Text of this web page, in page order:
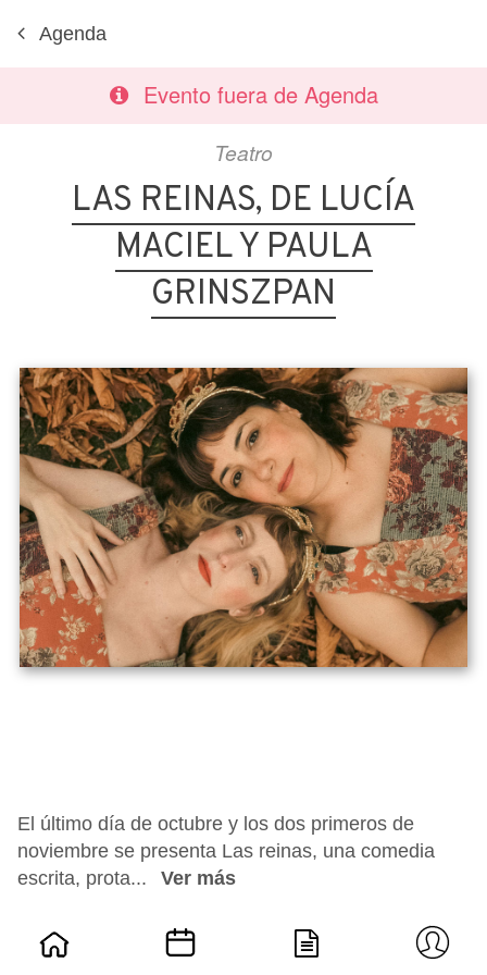
Agenda
Evento fuera de Agenda
Teatro
LAS REINAS, DE LUCÍA
MACIEL Y PAULA
GRINSZPAN
El último día de octubre y los dos primeros de
noviembre se presenta Las reinas, una comedia
escrita, prota...
Ver más